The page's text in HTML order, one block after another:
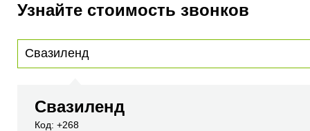
Узнайте стоимость звонков
Свазиленд
Код: +268